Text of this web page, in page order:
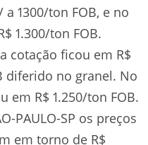
1300/ton FOB, e no
1.300/ton FOB.
cotação ficou em R$
diferido no granel. No
em R$ 1.250/ton FOB.
PAULO-SP os preços
em torno de R$